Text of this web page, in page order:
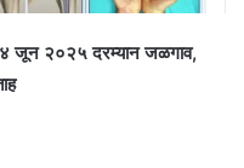
जून २०२५ दरम्यान जळगाव,